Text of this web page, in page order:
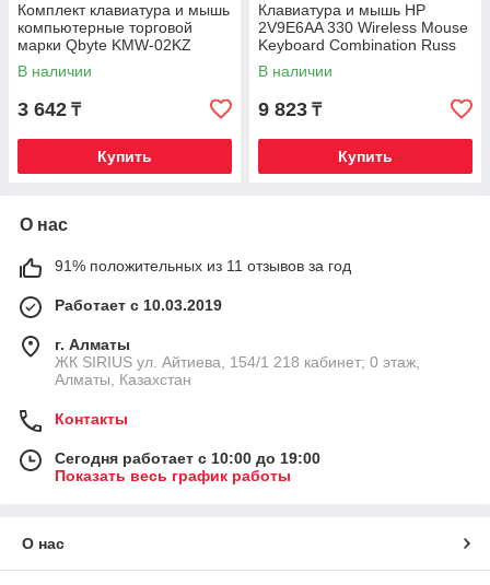
Комплект клавиатура и мышь
компьютерные торговой
марки Qbyte KMW-02KZ
USB2.0\RU\EN\KZ
В наличии
3 642 ₸
Купить
Клавиатура и мышь HP
2V9E6AA 330 Wireless Mouse
Keyboard Combination Russ
В наличии
9 823 ₸
Купить
О нас
91% положительных из 11 отзывов за год
Работает с 10.03.2019
г. Алматы
​ЖК SIRIUS​ ул. Айтиева, 154/1​ 218 кабинет; 0 этаж,
Алматы, Казахстан
Контакты
Сегодня работает с 10:00 до 19:00
Показать весь график работы
О нас